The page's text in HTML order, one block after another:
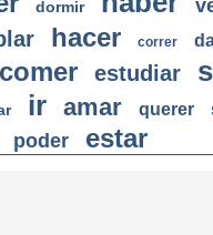
dormir
hacer correr
comer estudiar
ir amar querer
poder estar